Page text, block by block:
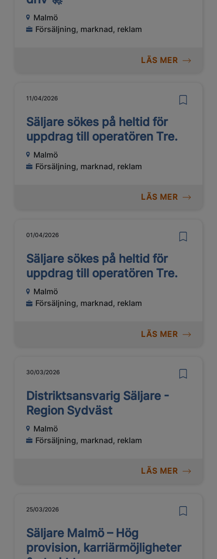
Malmö
Försäljning, marknad, reklam
LÄS MER
11/04/2026
Säljare sökes på heltid för
uppdrag till operatören Tre.
Malmö
Försäljning, marknad, reklam
LÄS MER
01/04/2026
Säljare sökes på heltid för
uppdrag till operatören Tre.
Malmö
Försäljning, marknad, reklam
LÄS MER
30/03/2026
Distriktsansvarig Säljare -
Region Sydväst
Malmö
Försäljning, marknad, reklam
LÄS MER
25/03/2026
Säljare Malmö – Hög
provision, karriärmöjligheter